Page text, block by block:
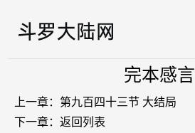
完本感言
上一章： 第九百四十三节 大结局
下一章： 返回列表